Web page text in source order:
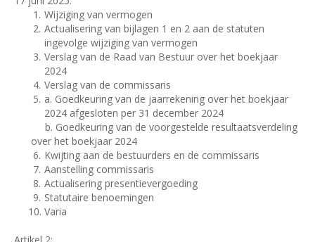
Wijziging van vermogen
Actualisering van bijlagen 1 en 2 aan de statuten
ingevolge wijziging van vermogen
Verslag van de Raad van Bestuur over het boekjaar
2024
Verslag van de commissaris
a. Goedkeuring van de jaarrekening over het boekjaar
2024 afgesloten per 31 december 2024
b. Goedkeuring van de voorgestelde resultaatsverdeling
over het boekjaar 2024
Kwijting aan de bestuurders en de commissaris
Aanstelling commissaris
Actualisering presentievergoeding
Statutaire benoemingen
Varia